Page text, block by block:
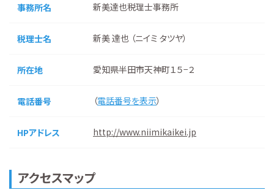
事務所名 新美達也税理士事務所
税理士名 新美 達也 （ニイミ タツヤ）
所在地 愛知県半田市天神町１５−２
電話番号 （電話番号を表示）
HPアドレス http://www.niimikaikei.jp
アクセスマップ